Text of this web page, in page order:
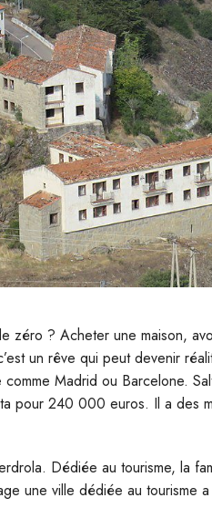
zéro ? Acheter une maison,
un rêve qui peut devenir
Madrid ou Barcelone.
pour 240 000 euros. Il a des
Dédiée au tourisme, la
une ville dédiée au tourisme